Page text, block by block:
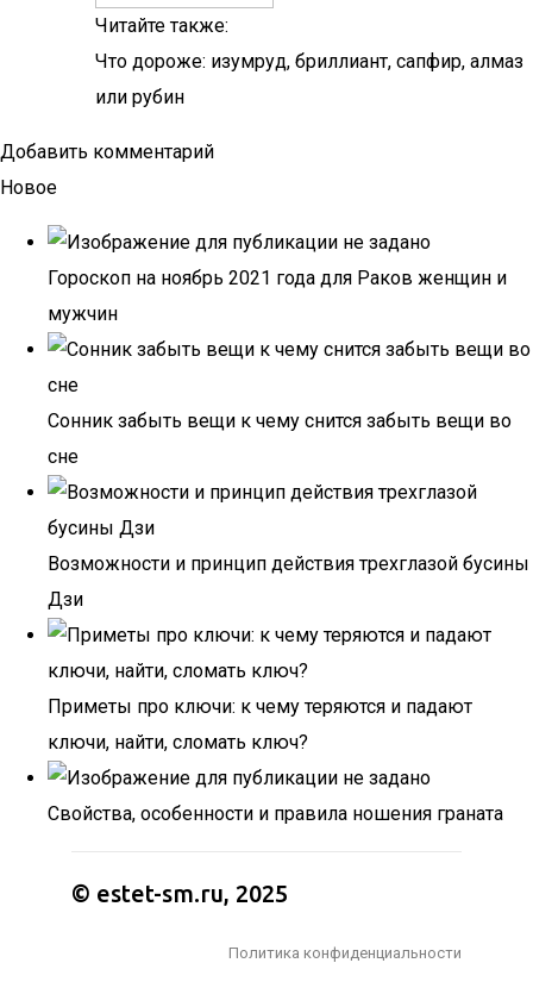
Читайте также:
Что дороже: изумруд, бриллиант, сапфир, алмаз
или рубин
Добавить комментарий
Новое
Гороскоп на ноябрь 2021 года для Раков женщин и
мужчин
Сонник забыть вещи к чему снится забыть вещи во
сне
Возможности и принцип действия трехглазой бусины
Дзи
Приметы про ключи: к чему теряются и падают
ключи, найти, сломать ключ?
Свойства, особенности и правила ношения граната
© estet-sm.ru, 2025
Политика конфиденциальности